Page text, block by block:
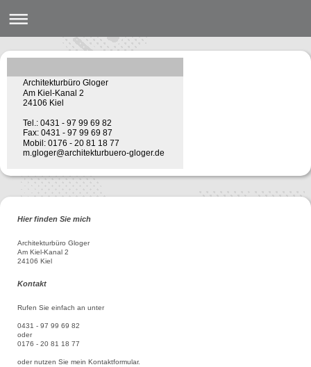
Architekturbüro Gloger
Am Kiel-Kanal 2
24106 Kiel
Tel.: 0431 - 97 99 69 82
Fax: 0431 - 97 99 69 87
Mobil: 0176 - 20 81 18 77
m.gloger@architekturbuero-gloger.de
Hier finden Sie mich
Architekturbüro Gloger
Am Kiel-Kanal 2
24106 Kiel
Kontakt
Rufen Sie einfach an unter
0431 - 97 99 69 82
oder
0176 - 20 81 18 77
oder nutzen Sie mein Kontaktformular.